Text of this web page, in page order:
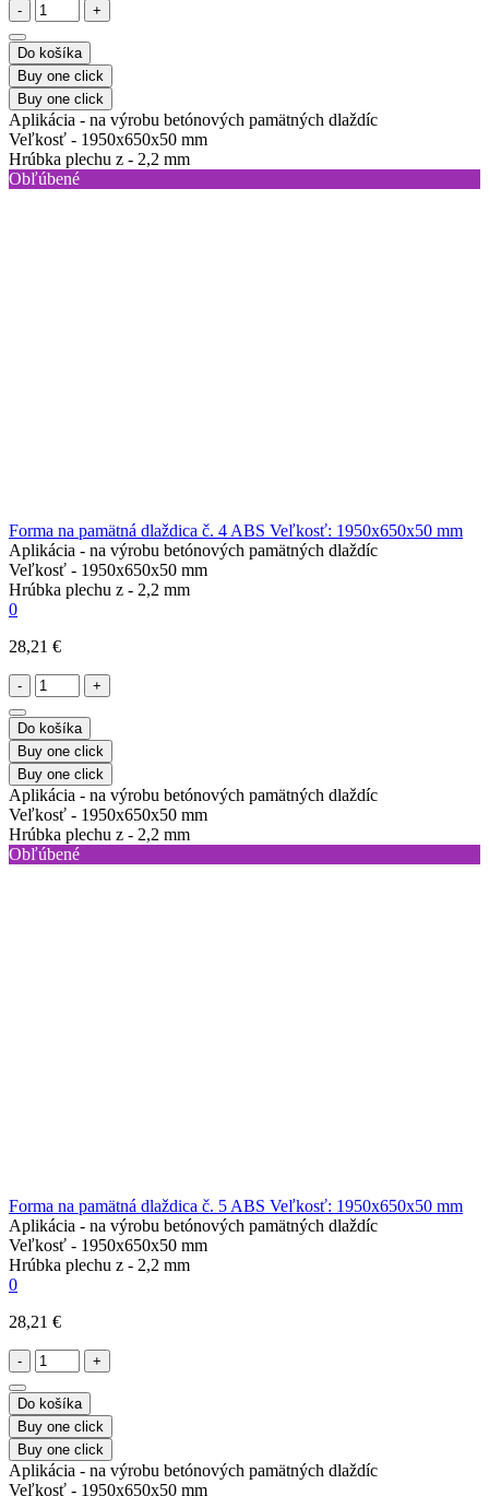
- +
Do košíka
Buy one click
Buy one click
Aplikácia - na výrobu betónových pamätných dlaždíc
Veľkosť - 1950x650x50 mm
Hrúbka plechu z - 2,2 mm
Obľúbené
Forma na pamätná dlaždica č. 4 ABS Veľkosť: 1950x650x50 mm
Aplikácia - na výrobu betónových pamätných dlaždíc
Veľkosť - 1950x650x50 mm
Hrúbka plechu z - 2,2 mm
0
28,21 €
- +
Do košíka
Buy one click
Buy one click
Aplikácia - na výrobu betónových pamätných dlaždíc
Veľkosť - 1950x650x50 mm
Hrúbka plechu z - 2,2 mm
Obľúbené
Forma na pamätná dlaždica č. 5 ABS Veľkosť: 1950x650x50 mm
Aplikácia - na výrobu betónových pamätných dlaždíc
Veľkosť - 1950x650x50 mm
Hrúbka plechu z - 2,2 mm
0
28,21 €
- +
Do košíka
Buy one click
Buy one click
Aplikácia - na výrobu betónových pamätných dlaždíc
Veľkosť - 1950x650x50 mm